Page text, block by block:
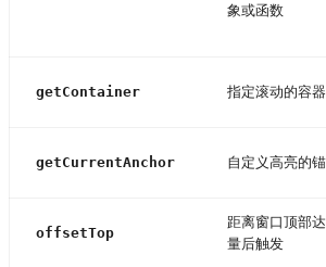
象或函数
getContainer 指定滚动的容器
getCurrentAnchor 自定义高亮的
offsetTop
距离窗口顶部
量后触发